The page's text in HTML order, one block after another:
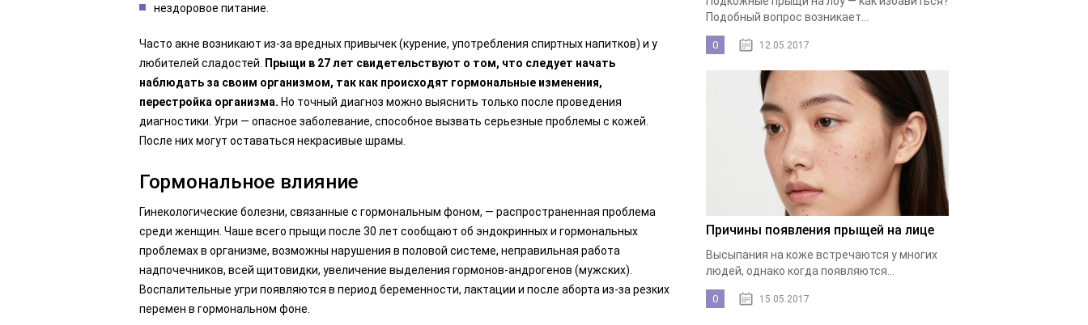
нездоровое питание.
Часто акне возникают из-за вредных привычек (курение, употребления спиртных напитков) и у
любителей сладостей.
Прыщи в 27 лет свидетельствуют о том, что следует начать
наблюдать за своим организмом, так как происходят гормональные изменения,
перестройка организма. Но точный диагноз можно выяснить только после проведения
диагностики. Угри — опасное заболевание, способное вызвать серьезные проблемы с кожей.
После них могут оставаться некрасивые шрамы.
Гормональное влияние
Гинекологические болезни, связанные с гормональным фоном, — распространенная проблема
среди женщин. Чаше всего прыщи после 30 лет сообщают об эндокринных и гормональных
проблемах в организме, возможны нарушения в половой системе, неправильная работа
надпочечников, всей щитовидки, увеличение выделения гормонов-андрогенов (мужских).
Воспалительные угри появляются в период беременности, лактации и после аборта из-за резких
перемен в гормональном фоне.
Подобный вопрос возникает...
0 12.05.2017
Причины появления прыщей на лице
Высыпания на коже встречаются у многих
людей, однако когда появляются...
0 15.05.2017